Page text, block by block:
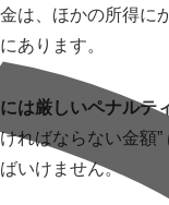
は、ほかの所得に
にあります。
は厳しいペナルテ
ればならない金額”
いけません。